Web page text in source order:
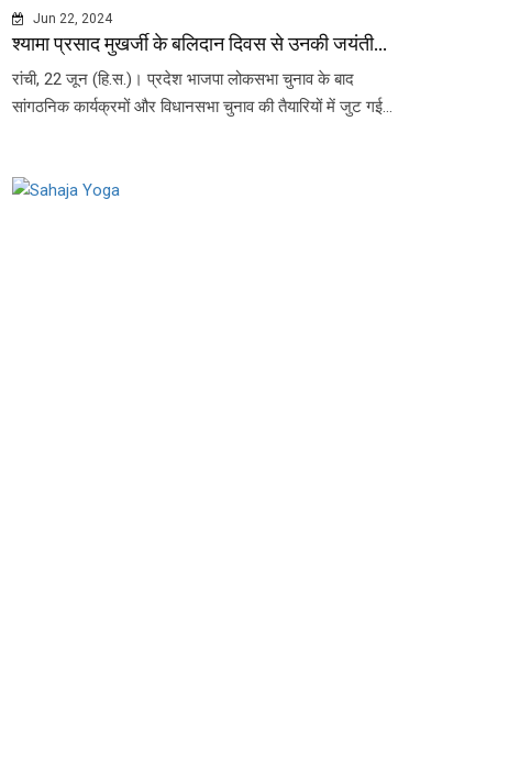
Jun 22, 2024
श्यामा प्रसाद मुखर्जी के बलिदान दिवस से उनकी जयंती...
रांची, 22 जून (हि.स.)। प्रदेश भाजपा लोकसभा चुनाव के बाद
सांगठनिक कार्यक्रमों और विधानसभा चुनाव की तैयारियों में जुट गई...